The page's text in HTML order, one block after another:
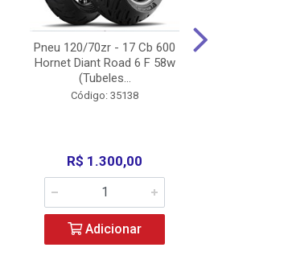
Pneu 120/70zr - 17 Cb 600
Hornet Diant Road 6 F 58w
(Tubeles...
Código: 35138
R$ 1.300,00
Adicionar